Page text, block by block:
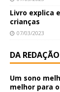
Livro explica
crianças
07/03/2023
DA REDAÇÃO
Um sono
melhor para